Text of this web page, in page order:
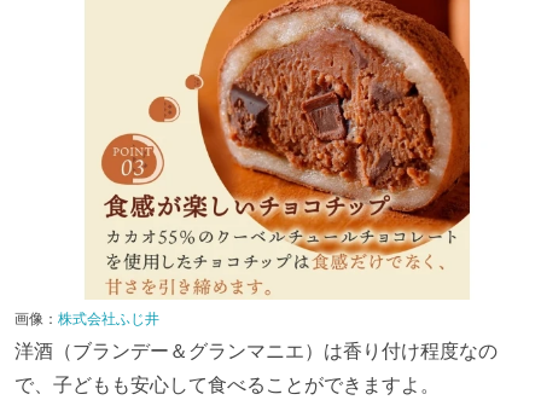
画像： 株式会社ふじ井
洋酒（ブランデー＆グランマニエ）は香り付け程度なの
で、子どもも安心して食べることができますよ。